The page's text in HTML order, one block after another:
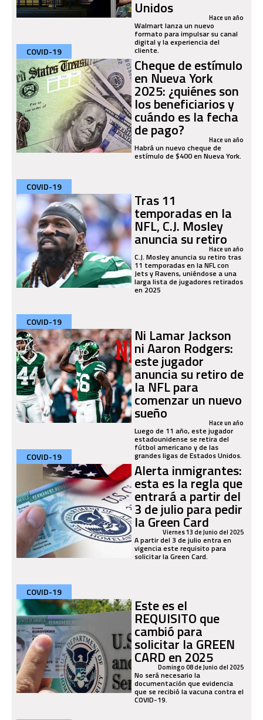
Unidos Hace un año
Walmart lanza un nuevo
formato para impulsar su canal
digital y la experiencia del
cliente.
COVID-19
Cheque de estímulo
en Nueva York
2025: ¿quiénes son
los beneficiarios y
cuándo es la fecha
de pago? Hace un año
Habrá un nuevo cheque de
estímulo de $400 en Nueva York.
COVID-19
Tras 11
temporadas en la
NFL, C.J. Mosley
anuncia su retiroHace un año
C.J. Mosley anuncia su retiro tras
11 temporadas en la NFL con
Jets y Ravens, uniéndose a una
larga lista de jugadores retirados
en 2025
COVID-19
Ni Lamar Jackson
ni Aaron Rodgers:
este jugador
anuncia su retiro de
la NFL para
comenzar un nuevo
sueño Hace un año
Luego de 11 año, este jugador
estadounidense se retira del
fútbol americano y de las
grandes ligas de Estados Unidos.
COVID-19
Alerta inmigrantes:
esta es la regla que
entrará a partir del
3 de julio para pedir
la Green Card
Viernes 13 de Junio del 2025
A partir del 3 de julio entra en
vigencia este requisito para
solicitar la Green Card.
COVID-19
Este es el
REQUISITO que
cambió para
solicitar la GREEN
CARD en 2025
Domingo 08 de Junio del 2025
No será necesario la
documentación que evidencia
que se recibió la vacuna contra el
COVID-19.